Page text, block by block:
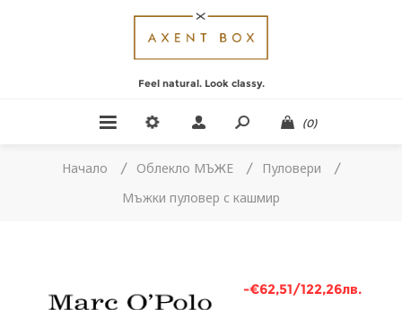
Feel natural. Look classy.
(0)
Начало / Облекло МЪЖЕ / Пуловери
/
Мъжки пуловер с кашмир
-€62,51/122,26лв.